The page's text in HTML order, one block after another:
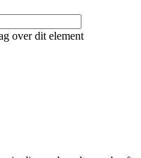
over dit element